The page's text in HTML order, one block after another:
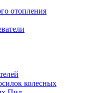
отопления
колесных